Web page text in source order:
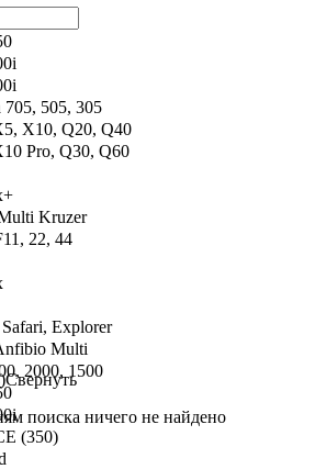
705, 505, 305
X10, Q20, Q40
Pro, Q30, Q60
Kruzer
22, 44
Explorer
Multi
2000, 1500
(350)
Свернуть
поиска ничего не найдено